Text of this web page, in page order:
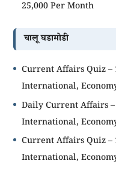
25,000 Per Month
चालू घडामोडी
Current Affairs Quiz –
International,
Daily Current Affairs
International,
Current Affairs Quiz –
International,